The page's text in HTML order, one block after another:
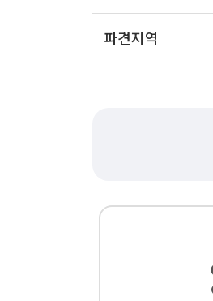
파견지역